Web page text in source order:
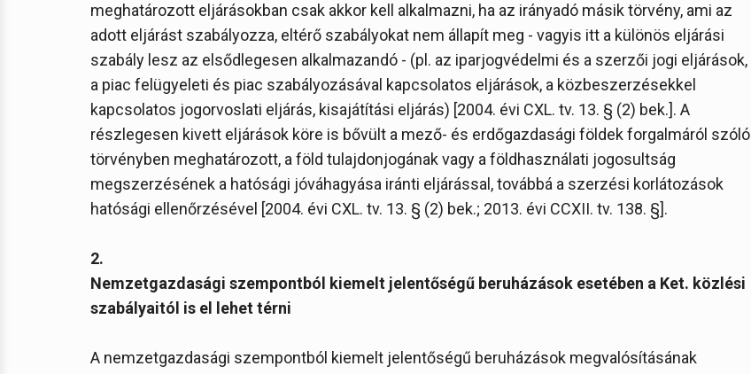
meghatározott eljárásokban csak akkor kell alkalmazni, ha az irányadó másik törvény, ami az
adott eljárást szabályozza, eltérő szabályokat nem állapít meg - vagyis itt a különös eljárási
szabály lesz az elsődlegesen alkalmazandó - (pl. az iparjogvédelmi és a szerzői jogi eljárások,
a piac felügyeleti és piac szabályozásával kapcsolatos eljárások, a közbeszerzésekkel
kapcsolatos jogorvoslati eljárás, kisajátítási eljárás) [2004. évi CXL. tv. 13. § (2) bek.]. A
részlegesen kivett eljárások köre is bővült a mező- és erdőgazdasági földek forgalmáról szóló
törvényben meghatározott, a föld tulajdonjogának vagy a földhasználati jogosultság
megszerzésének a hatósági jóváhagyása iránti eljárással, továbbá a szerzési korlátozások
hatósági ellenőrzésével [2004. évi CXL. tv. 13. § (2) bek.; 2013. évi CCXII. tv. 138. §].
2.
Nemzetgazdasági szempontból kiemelt jelentőségű beruházások esetében a Ket. közlési
szabályaitól is el lehet térni
A nemzetgazdasági szempontból kiemelt jelentőségű beruházások megvalósításának